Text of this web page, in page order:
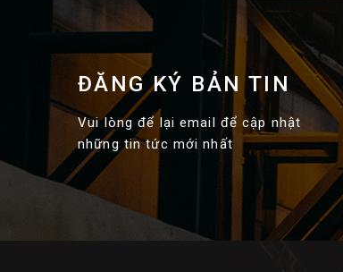
ĐĂNG KÝ BẢN TIN
Vui lòng để lại email để cập nhật
những tin tức mới nhất